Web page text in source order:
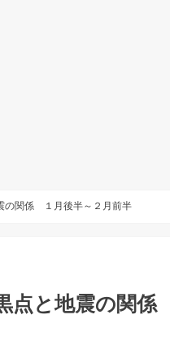
の関係 １月後半～２月前半
と地震の関係